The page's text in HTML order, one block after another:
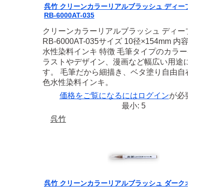
呉竹 クリーンカラーリアルブラッシュ ディープブルー
RB-6000AT-035
クリーンカラーリアルブラッシュ ディープブルー
RB-6000AT-035サイズ 10径×154mm 内容 筆タイ
水性染料インキ 特徴 毛筆タイプのカラーペン。
ラストやデザイン、漫画など幅広い用途に使えま
す。 毛筆だから細描き、ベタ塗り自由自在！ 全48
色水性染料インキ。
価格をご覧になるには ログインが必要です
最小: 5
呉竹
呉竹 クリーンカラーリアルブラッシュ ダークオートミー